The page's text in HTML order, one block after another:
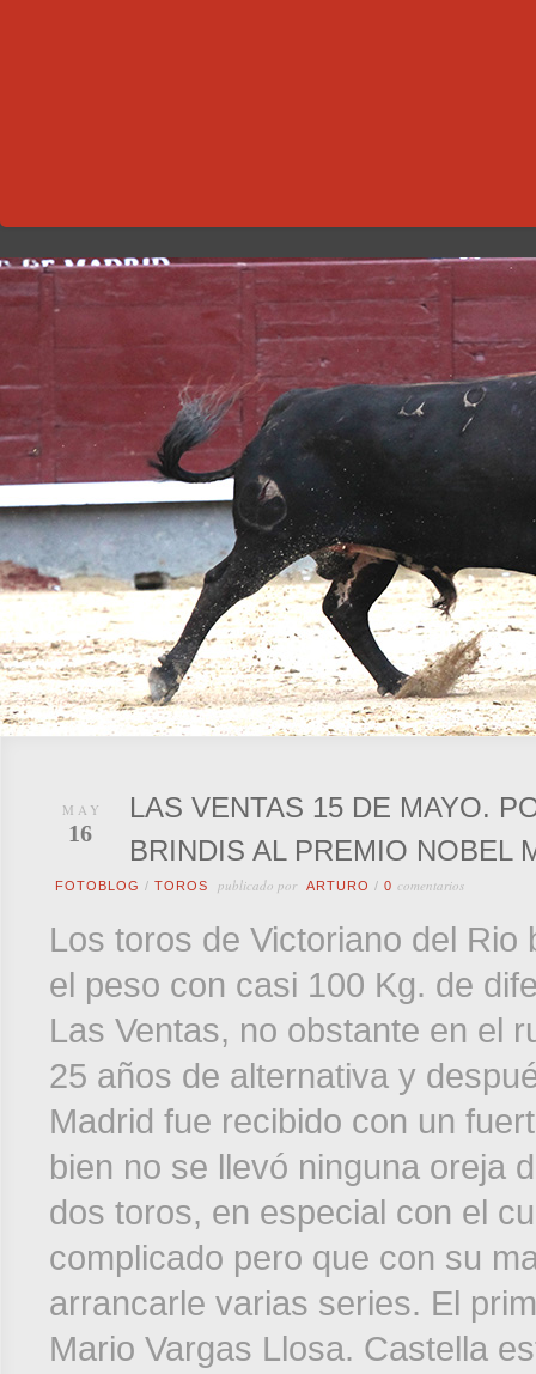
MAY
16
LAS VENTAS 15 DE MAYO.
BRINDIS AL PREMIO NOBEL
FOTOBLOG / TOROS publicado por ARTURO / 0 comentarios
Los toros de Victoriano del
el peso con casi 100 Kg. de
Las Ventas, no obstante en el
25 años de alternativa y
Madrid fue recibido con un
bien no se llevó ninguna oreja
dos toros, en especial con el
complicado pero que con su
arrancarle varias series. El
Mario Vargas Llosa. Castella